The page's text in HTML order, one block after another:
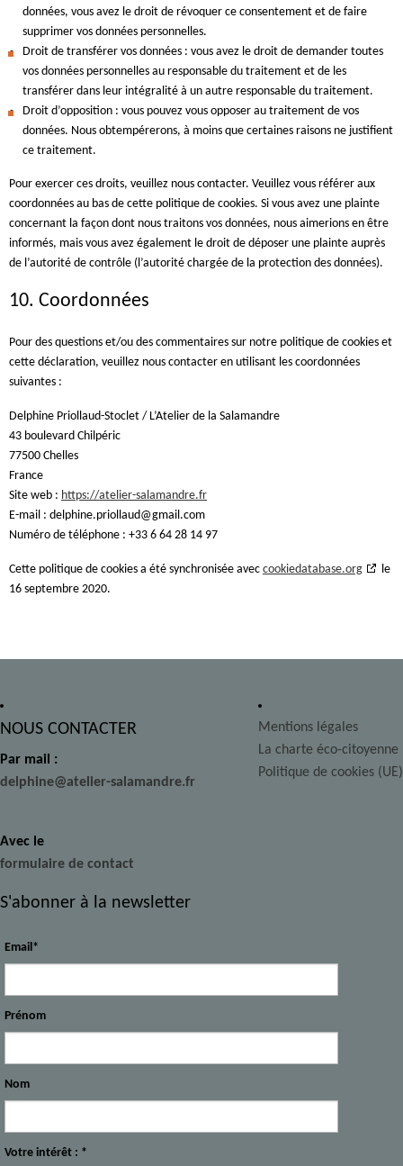
données, vous avez le droit de révoquer ce consentement et de faire
supprimer vos données personnelles.
Droit de transférer vos données : vous avez le droit de demander toutes
vos données personnelles au responsable du traitement et de les
transférer dans leur intégralité à un autre responsable du traitement.
Droit d’opposition : vous pouvez vous opposer au traitement de vos
données. Nous obtempérerons, à moins que certaines raisons ne justifient
ce traitement.
Pour exercer ces droits, veuillez nous contacter. Veuillez vous référer aux
coordonnées au bas de cette politique de cookies. Si vous avez une plainte
concernant la façon dont nous traitons vos données, nous aimerions en être
informés, mais vous avez également le droit de déposer une plainte auprès
de l’autorité de contrôle (l’autorité chargée de la protection des données).
10. Coordonnées
Pour des questions et/ou des commentaires sur notre politique de cookies et
cette déclaration, veuillez nous contacter en utilisant les coordonnées
suivantes :
Delphine Priollaud-Stoclet / L’Atelier de la Salamandre
43 boulevard Chilpéric
77500 Chelles
France
Site web : https://atelier-salamandre.fr
E-mail : delphine.priollaud@gmail.com
Numéro de téléphone : +33 6 64 28 14 97
Cette politique de cookies a été synchronisée avec cookiedatabase.org
le
16 septembre 2020.
NOUS CONTACTER
Par mail :
delphine@atelier-salamandre.fr
Avec le
formulaire de contact
Mentions légales
La charte éco-citoyenne
Politique de cookies (UE)
S'abonner à la newsletter
Email*
Prénom
Nom
Votre intérêt : *